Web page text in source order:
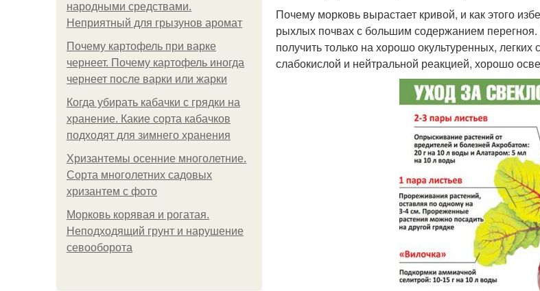
народными средствами.
Неприятный для грызунов аромат
Почему картофель при варке
чернеет. Почему картофель иногда
чернеет после варки или жарки
Когда убирать кабачки с грядки на
хранение. Какие сорта кабачков
подходят для зимнего хранения
Хризантемы осенние многолетние.
Сорта многолетних садовых
хризантем с фото
Морковь корявая и рогатая.
Неподходящий грунт и нарушение
севооборота
Почему морковь вырастает кривой, и как этого
рыхлых почвах с большим содержанием
получить только на хорошо окультуренных,
слабокислой и нейтральной реакцией, хорошо